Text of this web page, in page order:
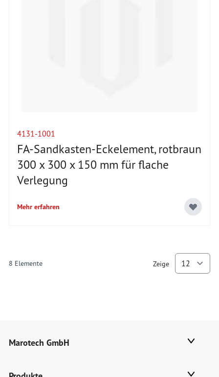
4131-1001
FA-Sandkasten-Eckelement, rotbraun
300 x 300 x 150 mm für flache
Verlegung
Mehr erfahren
8 Elemente Zeige
Marotech GmbH